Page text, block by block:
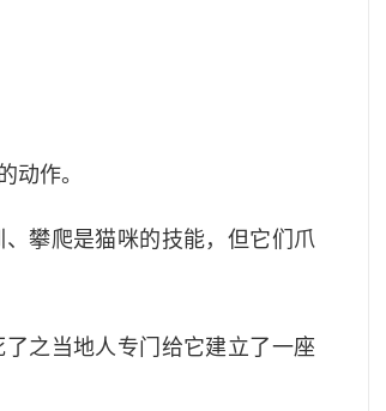
动作。
攀爬是猫咪的技能，但它们爪
之当地人专门给它建立了一座